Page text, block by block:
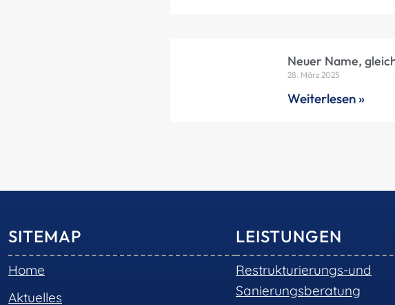
Neuer Name,
28. März 2025
Weiterlesen »
SITEMAP
Home
Aktuelles
LEISTUNGEN
Restrukturierungs-und
Sanierungsberatung